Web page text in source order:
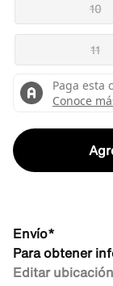
10
11
Envío*
Para obtener
Editar ubicación